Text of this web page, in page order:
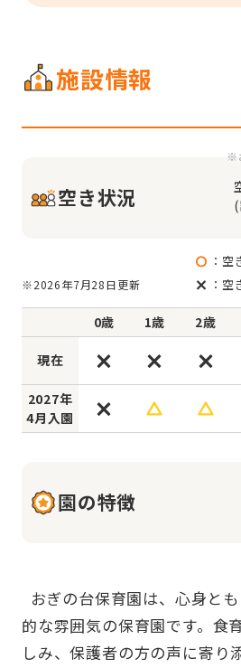
施設情報
空き状況
※
※2026年7月28日更新
：空
：空
0歳 1歳 2歳
現在
2027年
4月入園
園の特徴
的な雰囲気の保育園です。食
しみ、保護者の方の声に寄り